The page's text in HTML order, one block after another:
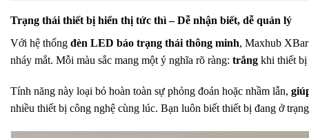
Trạng thái thiết bị hiển thị tức thì – Dễ nhận biết, dễ quản lý
Với hệ thống đèn LED báo trạng thái thông minh, Maxhub
nháy mắt. Mỗi màu sắc mang một ý nghĩa rõ ràng: trắng khi thiết
Tính năng này loại bỏ hoàn toàn sự phỏng đoán hoặc nhầm lẫn,
nhiều thiết bị công nghệ cùng lúc. Bạn luôn biết thiết bị đang ở